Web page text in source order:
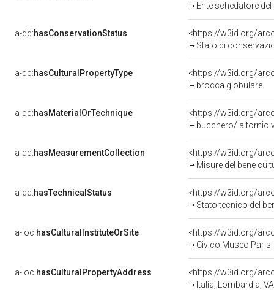
Ente schedatore
a-dd:hasConservationStatus
Stato di
a-dd:hasCulturalPropertyType
brocca globulare
a-dd:hasMaterialOrTechnique
<https://w3id.org/
bucchero/ a tornio
a-dd:hasMeasurementCollection
<https://w3id.org/
Misure del bene
a-dd:hasTechnicalStatus
<https://w3id.org/
Stato tecnico del
a-loc:hasCulturalInstituteOrSite
Civico Museo Parisi
a-loc:hasCulturalPropertyAddress
<https://w3id.org/
Italia, Lombardia,